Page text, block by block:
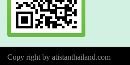
Copy right by atistanthailand.com